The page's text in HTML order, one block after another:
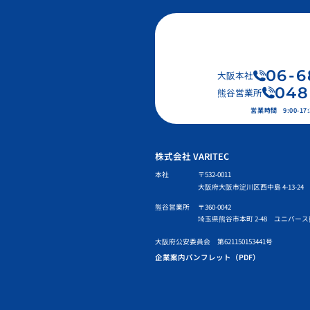
大阪本社 06-
熊谷営業所
営業時間 9:00-
株式会社 VARITEC
本社
〒532-0011
大阪府大阪市淀川区西中島 4-13-24
熊谷営業所
〒360-0042
埼玉県熊谷市本町 2-48 ユニバース
大阪府公安委員会 第621150153441号
企業案内パンフレット（PDF）